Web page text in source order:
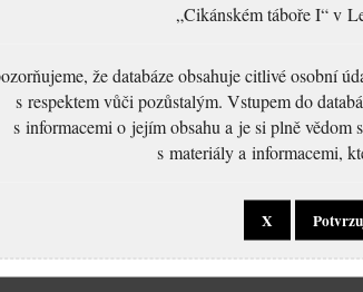
„Cikánském táboře I“ v
že databáze obsahuje citlivé osobní
s respektem vůči pozůstalým. Vstupem do
s informacemi o jejím obsahu a je si plně vědom
s materiály a informacemi,
X